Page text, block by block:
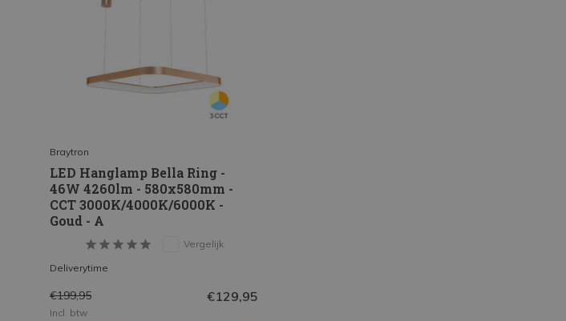
Braytron
LED Hanglamp Bella Ring -
46W 4260lm - 580x580mm -
CCT 3000K/4000K/6000K -
Goud - A
Vergelijk
Deliverytime
€199,95 €129,95
Incl. btw